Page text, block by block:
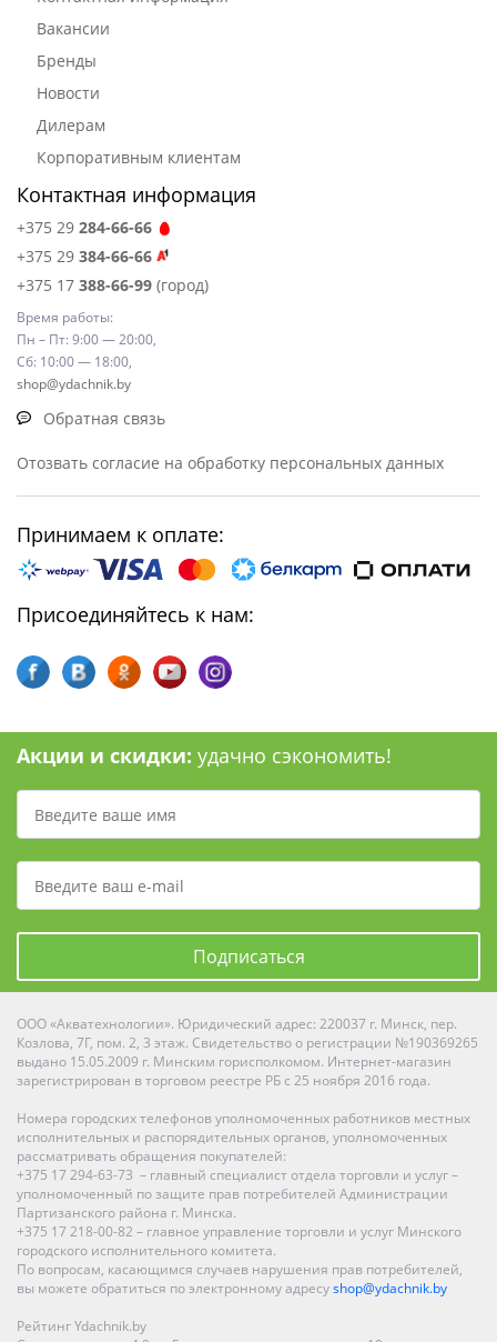
Вакансии
Бренды
Новости
Дилерам
Корпоративным клиентам
Контактная информация
+375 29 284-66-66
+375 29 384-66-66
+375 17 388-66-99 (город)
Время работы:
Пн – Пт: 9:00 — 20:00,
Сб: 10:00 — 18:00,
shop@ydachnik.by
Обратная связь
Отозвать согласие на обработку персональных данных
Принимаем к оплате:
Присоединяйтесь к нам:
Акции и скидки: удачно сэкономить!
Подписаться
ООО «Акватехнологии». Юридический адрес: 220037 г. Минск, пер.
Козлова, 7Г, пом. 2, 3 этаж. Свидетельство о регистрации №190369265
выдано 15.05.2009 г. Минским горисполкомом. Интернет-магазин
зарегистрирован в торговом реестре РБ с 25 ноября 2016 года.
Номера городских телефонов уполномоченных работников местных
исполнительных и распорядительных органов, уполномоченных
рассматривать обращения покупателей:
+375 17 294-63-73 – главный специалист отдела торговли и услуг –
уполномоченный по защите прав потребителей Администрации
Партизанского района г. Минска.
+375 17 218-00-82 – главное управление торговли и услуг Минского
городского исполнительного комитета.
По вопросам, касающимся случаев нарушения прав потребителей,
вы можете обратиться по электронному адресуshop@ydachnik.by
Рейтинг Ydachnik.by